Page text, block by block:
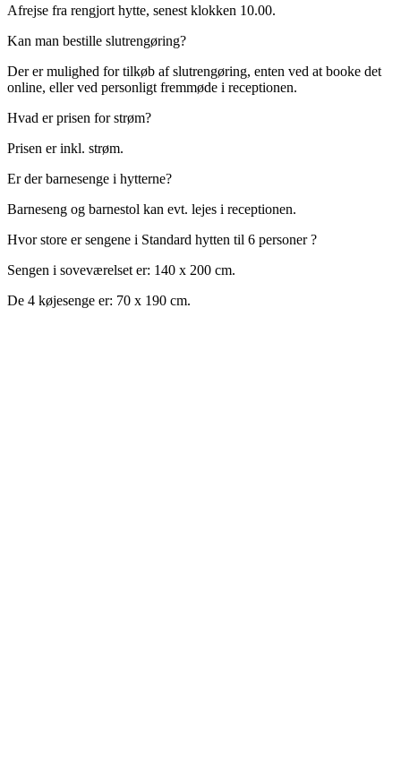
Afrejse fra rengjort hytte, senest klokken 10.00.
Kan man bestille slutrengøring?
Der er mulighed for tilkøb af slutrengøring, enten ved at booke det
online, eller ved personligt fremmøde i receptionen.
Hvad er prisen for strøm?
Prisen er inkl. strøm.
Er der barnesenge i hytterne?
Barneseng og barnestol kan evt. lejes i receptionen.
Hvor store er sengene i Standard hytten til 6 personer ?
Sengen i soveværelset er: 140 x 200 cm.
De 4 køjesenge er: 70 x 190 cm.